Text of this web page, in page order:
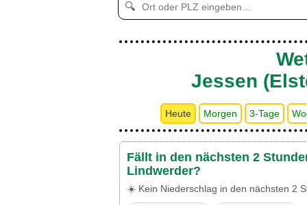
🔍
Jessen
Heute Morgen 3-Tage
Fällt in den nächsten 2
Lindwerder?
☀️ Kein Niederschlag in den nächsten 2